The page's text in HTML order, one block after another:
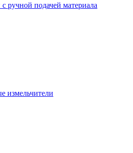
ручной подачей материала
измельчители